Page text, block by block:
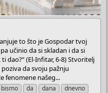
to što je Gospodar tvoj
učinio da si skladan i da si
dao?“ (El-Infitar, 6-8) Stvoritelj
da svoju pažnju
fenomene našeg...
bismo da dana
dnevno